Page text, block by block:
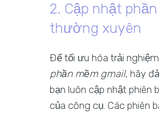
2. Cập nhật
thường xuyên
Để tối ưu hóa trải
phần mềm gmail, hãy
bạn luôn cập nhật phiên
của công cụ. Các phiên